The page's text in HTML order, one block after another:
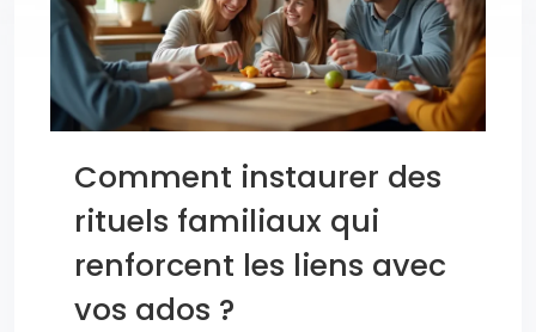
Comment instaurer des
rituels familiaux qui
renforcent les liens avec
vos ados ?